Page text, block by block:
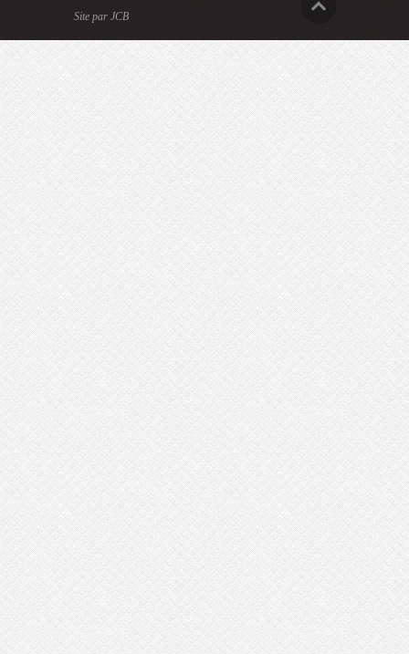
Site par JCB